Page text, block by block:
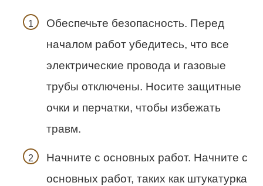
Обеспечьте безопасность. Перед
началом работ убедитесь, что все
электрические провода и газовые
трубы отключены. Носите защитные
очки и перчатки, чтобы избежать
травм.
Начните с основных работ. Начните с
основных работ, таких как штукатурка